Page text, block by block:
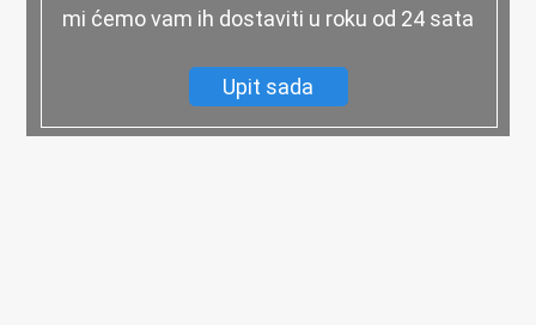
mi ćemo vam ih dostaviti u roku od 24 sata
Upit sada